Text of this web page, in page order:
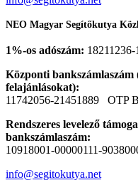
NEO Magyar Segítőkutya
1%-os adószám: 18211236-
Központi
felajánlásokat):
11742056-21451889 OTP
Rendszeres levelező
bankszámlaszám:
10918001-00000111-
info@segitokutya.net